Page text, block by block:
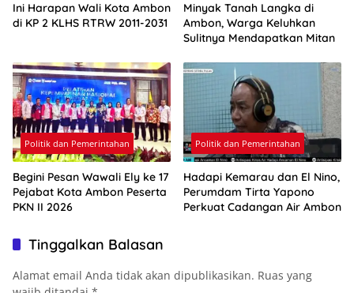
Ini Harapan Wali Kota Ambon
di KP 2 KLHS RTRW 2011-2031
Minyak Tanah Langka di
Ambon, Warga Keluhkan
Sulitnya Mendapatkan Mitan
Politik dan Pemerintahan
Begini Pesan Wawali Ely ke 17
Pejabat Kota Ambon Peserta
PKN II 2026
Politik dan Pemerintahan
Hadapi Kemarau dan El Nino,
Perumdam Tirta Yapono
Perkuat Cadangan Air Ambon
Tinggalkan Balasan
Alamat email Anda tidak akan dipublikasikan. Ruas yang